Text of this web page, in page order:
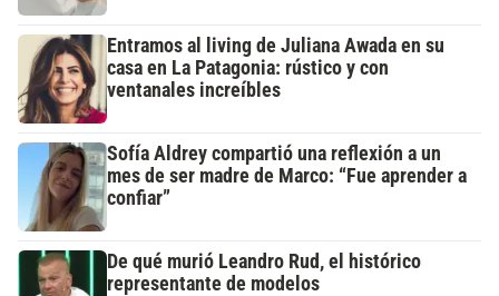
Entramos al living de Juliana Awada en su
casa en La Patagonia: rústico y con
ventanales increíbles
Sofía Aldrey compartió una reflexión a un
mes de ser madre de Marco: “Fue aprender a
confiar”
De qué murió Leandro Rud, el histórico
representante de modelos